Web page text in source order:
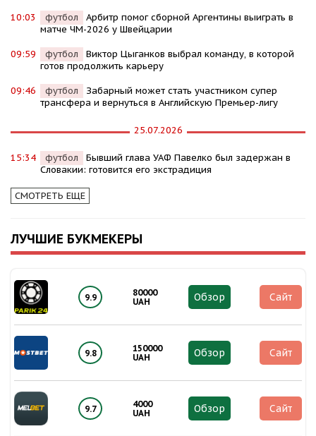
10:03 футбол
Арбитр помог сборной Аргентины выиграть в
матче ЧМ-2026 у Швейцарии
09:59 футбол
Виктор Цыганков выбрал команду, в которой
готов продолжить карьеру
09:46 футбол
Забарный может стать участником супер
трансфера и вернуться в Английскую Премьер-лигу
25.07.2026
15:34 футбол
Бывший глава УАФ Павелко был задержан в
Словакии: готовится его экстрадиция
СМОТРЕТЬ ЕЩЕ
ЛУЧШИЕ БУКМЕКЕРЫ
9.9
80000
UAH
Обзор Сайт
9.8
150000
UAH
Обзор Сайт
9.7
4000
UAH
Обзор Сайт